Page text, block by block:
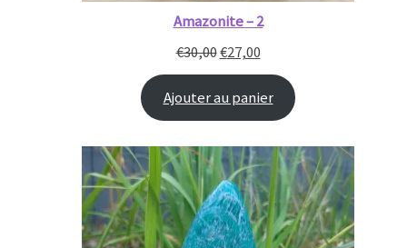
Amazonite – 2
€30,00€27,00
Ajouter au panier